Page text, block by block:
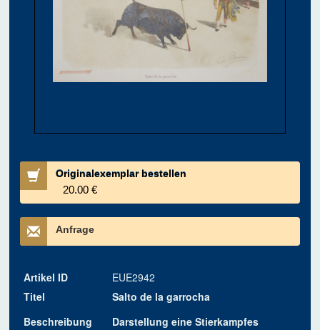
Originalexemplar bestellen
20.00 €
Anfrage
Artikel ID
EUE2942
Titel
Salto de la garrocha
Beschreibung
Darstellung eine Stierkampfes